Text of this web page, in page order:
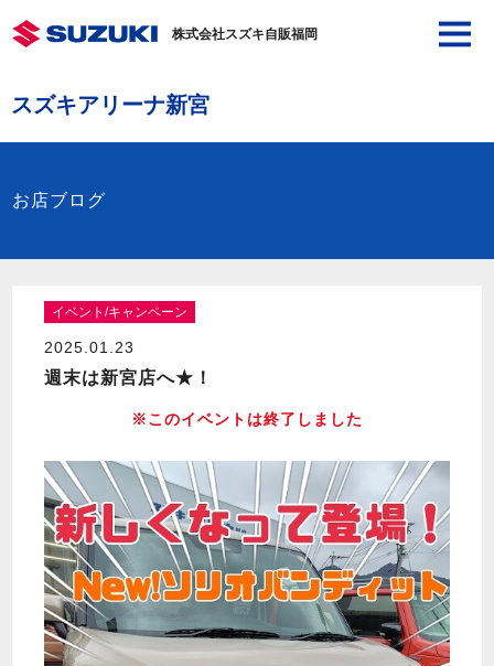
株式会社スズキ自販福岡
スズキアリーナ新宮
お店ブログ
イベント/キャンペーン
2025.01.23
週末は新宮店へ★！
※このイベントは終了しました